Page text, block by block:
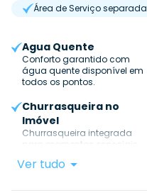
Área de Serviço separada
Agua Quente
Conforto garantido com
água quente disponível em
todos os pontos.
Churrasqueira no
Imóvel
Churrasqueira integrada
para momentos especiais.
Ver tudo